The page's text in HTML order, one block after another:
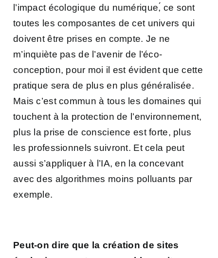
l’impact écologique du numérique,́ ce sont
toutes les composantes de cet univers qui
doivent être prises en compte. Je ne
m’inquiète pas de l’avenir de l’éco-
conception, pour moi il est évident que cette
pratique sera de plus en plus généralisée.
Mais c’est commun à tous les domaines qui
touchent à la protection de l’environnement,
plus la prise de conscience est forte, plus
les professionnels suivront. Et cela peut
aussi s’appliquer à l’IA, en la concevant
avec des algorithmes moins polluants par
exemple.
Peut-on dire que la création de sites